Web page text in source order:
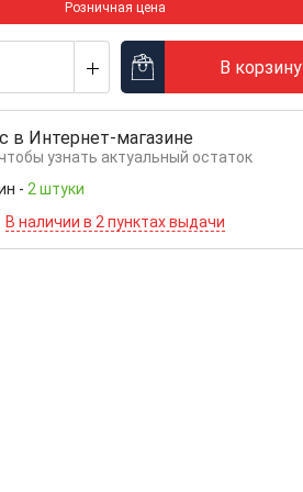
Розничная цена
В корзину
в Интернет-магазине
узнать актуальный остаток
- 2 штуки
В наличии в 2 пунктах выдачи